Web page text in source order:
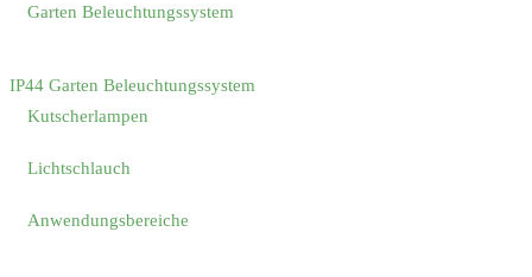
Garten Beleuchtungssystem
IP44 Garten Beleuchtungssystem
Kutscherlampen
Lichtschlauch
Anwendungsbereiche